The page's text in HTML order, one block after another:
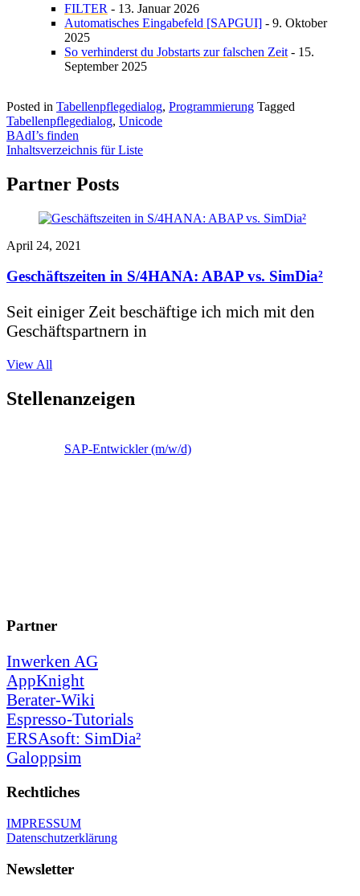
FILTER - 13. Januar 2026
Automatisches Eingabefeld [SAPGUI] - 9. Oktober
2025
So verhinderst du Jobstarts zur falschen Zeit - 15.
September 2025
Posted in Tabellenpflegedialog, Programmierung Tagged
Tabellenpflegedialog, Unicode
Beitragsnavigation
BAdI’s finden
Inhaltsverzeichnis für Liste
Partner Posts
April 24, 2021
Geschäftszeiten in S/4HANA: ABAP vs. SimDia²
Seit einiger Zeit beschäftige ich mich mit den
Geschäftspartnern in
View All
Stellenanzeigen
SAP-Entwickler (m/w/d)
Partner
Inwerken AG
AppKnight
Berater-Wiki
Espresso-Tutorials
ERSAsoft: SimDia²
Galoppsim
Rechtliches
IMPRESSUM
Datenschutzerklärung
Newsletter